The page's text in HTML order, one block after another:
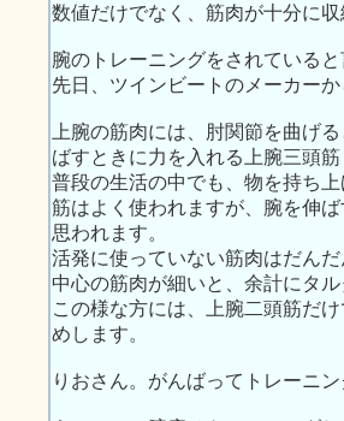
数値だけでなく、筋肉が十分に
腕のトレーニングをされている
先日、ツインビートのメーカー
上腕の筋肉には、肘関節を曲げ
ばすときに力を入れる上腕三頭
普段の生活の中でも、物を持ち
筋はよく使われますが、腕を伸
思われます。
活発に使っていない筋肉はだん
中心の筋肉が細いと、余計にタ
この様な方には、上腕二頭筋だ
めします。
りおさん。がんばってトレーニン